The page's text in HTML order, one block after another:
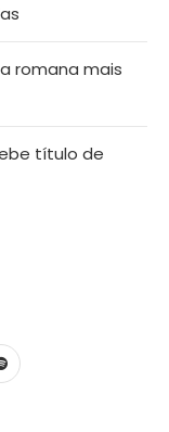
romana mais
título de